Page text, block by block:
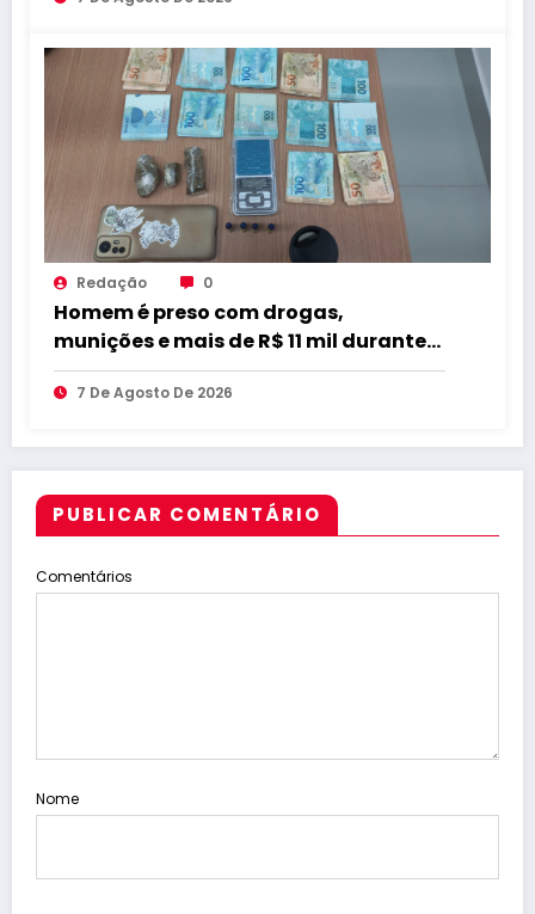
Redação 0
Homem é preso com drogas,
munições e mais de R$ 11 mil durante
operação em Marcação
7 De Agosto De 2026
PUBLICAR COMENTÁRIO
Comentários
Nome